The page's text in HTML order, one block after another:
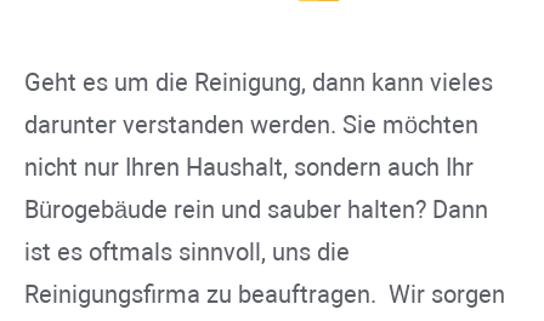
Geht es um die Reinigung, dann kann vieles
darunter verstanden werden. Sie möchten
nicht nur Ihren Haushalt, sondern auch Ihr
Bürogebäude rein und sauber halten? Dann
ist es oftmals sinnvoll, uns die
Reinigungsfirma zu beauftragen. Wir sorgen